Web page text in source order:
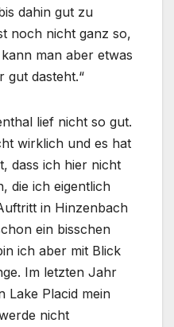
dahin gut zu
noch nicht ganz so,
man aber etwas
gut dasteht.“
lief nicht so gut.
wirklich und es hat
dass ich hier nicht
die ich eigentlich
in Hinzenbach
ein bisschen
ich aber mit Blick
Im letzten Jahr
Lake Placid mein
nicht